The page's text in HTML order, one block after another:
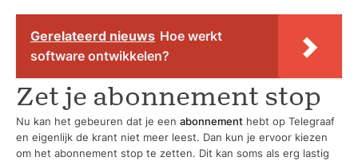
Gerelateerd nieuws Hoe werkt
software ontwikkelen?
Zet je abonnement stop
Nu kan het gebeuren dat je een abonnement hebt op Telegraaf
en eigenlijk de krant niet meer leest. Dan kun je ervoor kiezen
om het abonnement stop te zetten. Dit kan soms als erg lastig